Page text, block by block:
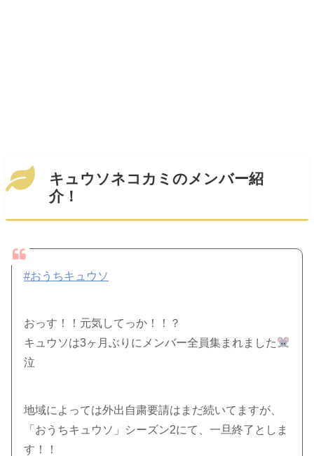
キュウソネコカミのメンバー紹
介！
#おうちキュウソ
おっす！！元気してっか！！？
キュウソは3ヶ月ぶりにメンバー全員集まれました
泣
地域によっては外出自粛要請はまだ続いてますが、
「おうちキュウソ」シーズン2にて、一旦終了としま
す！！